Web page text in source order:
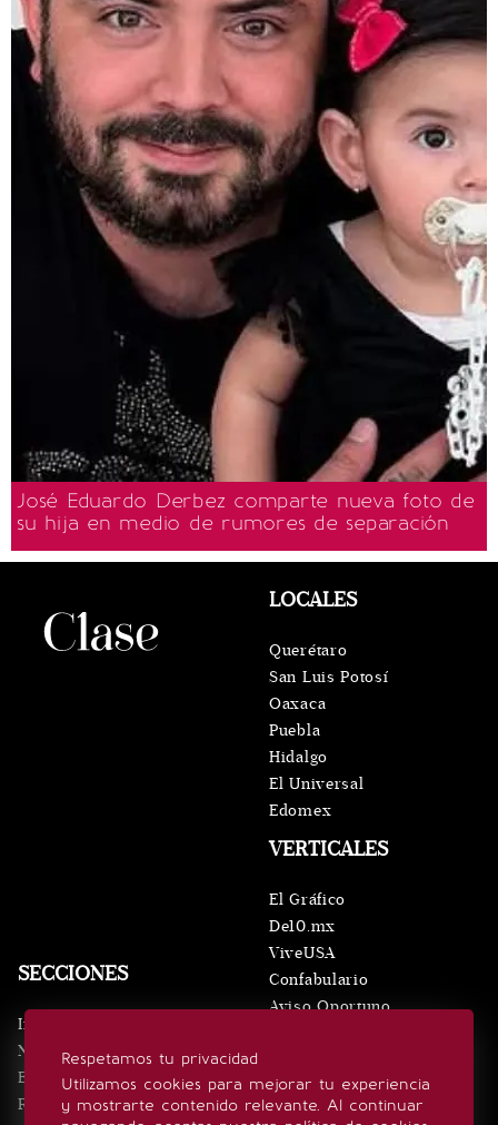
José Eduardo Derbez comparte nueva foto de
su hija en medio de rumores de separación
Respetamos tu privacidad
Utilizamos cookies para mejorar tu experiencia
y mostrarte contenido relevante. Al continuar
SECCIONES
Inicio
Noticias
Eventos
Realeza
VERTICALES
El Gráfico
De10.mx
ViveUSA
Confabulario
Aviso Oportuno
LOCALES
Querétaro
San Luis Potosí
Oaxaca
Puebla
Hidalgo
El Universal
Edomex